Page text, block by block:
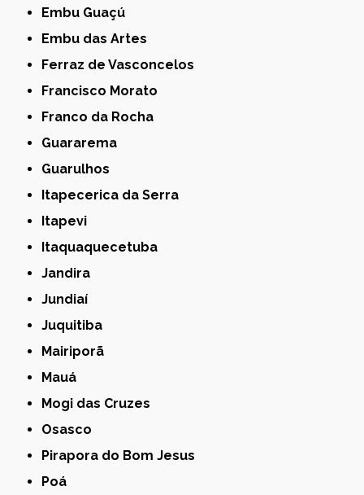
Embu Guaçú
Embu das Artes
Ferraz de Vasconcelos
Francisco Morato
Franco da Rocha
Guararema
Guarulhos
Itapecerica da Serra
Itapevi
Itaquaquecetuba
Jandira
Jundiaí
Juquitiba
Mairiporã
Mauá
Mogi das Cruzes
Osasco
Pirapora do Bom Jesus
Poá